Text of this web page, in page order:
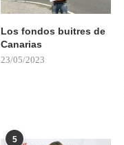
Los fondos buitres de
Canarias
23/05/2023
5